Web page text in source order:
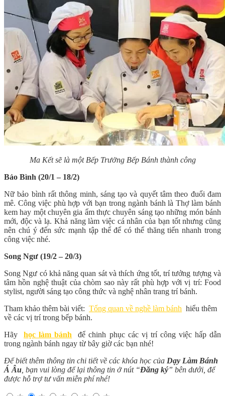
Ma Kết sẽ là một Bếp Trưởng Bếp Bánh thành công
Bảo Bình (20/1 – 18/2)
Nữ bảo bình rất thông minh, sáng tạo và quyết tâm theo đuổi đam
mê. Công việc phù hợp với bạn trong ngành bánh là Thợ làm bánh
kem hay một chuyên gia ẩm thực chuyên sáng tạo những món bánh
mới, độc và lạ. Khả năng làm việc cá nhân của bạn tốt nhưng cũng
nên chú ý đến sức mạnh tập thể để có thể thăng tiến nhanh trong
công việc nhé.
Song Ngư (19/2 – 20/3)
Song Ngư có khả năng quan sát và thích ứng tốt, trí tưởng tượng và
tâm hồn nghệ thuật của chòm sao này rất phù hợp với vị trí: Food
stylist, người sáng tạo công thức và nghệ nhân trang trí bánh.
Tham khảo thêm bài viết: Tổng quan về nghề làm bánh hiểu thêm
về các vị trí trong bếp bánh.
Hãyhọc làm bánh
để chinh phục các vị trí công việc hấp dẫn
trong ngành bánh ngay từ bây giờ các bạn nhé!
Để biết thêm thông tin chi tiết về các khóa học của Dạy Làm Bánh
Á Âu , bạn vui lòng để lại thông tin ở nút “Đăng ký” bên dưới, để
được hỗ trợ tư vấn miễn phí nhé!